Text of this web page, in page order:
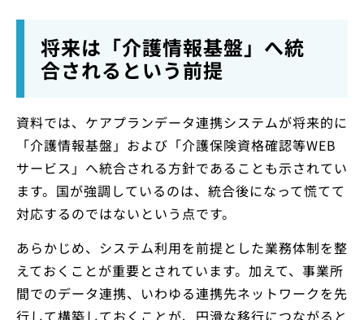
将来は「介護情報基盤」へ統
合されるという前提
資料では、ケアプランデータ連携システムが将来的に
「介護情報基盤」および「介護保険資格確認等WEB
サービス」へ統合される方針であることも示されてい
ます。国が強調しているのは、統合後になって慌てて
対応するのではないという点です。
あらかじめ、システム利用を前提とした業務体制を整
えておくことが重要とされています。加えて、事業所
間でのデータ連携、いわゆる連携先ネットワークを先